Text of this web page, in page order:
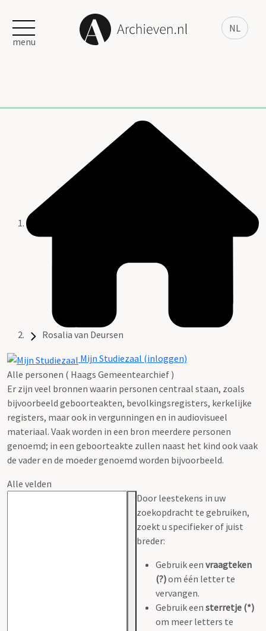
NL
menu
Rosalia van Deursen
Mijn Studiezaal (inloggen)
Alle personen ( Haags Gemeentearchief )
Er zijn veel bronnen waarin personen centraal staan, zoals
bijvoorbeeld geboorteakten, bevolkingsregisters, kerkelijke
registers, maar ook in vergunningen en in audiovisueel
materiaal. Vaak worden in een bron meerdere personen
genoemd; in een geboorteakte zullen naast het kind ook vaak
de vader en de moeder genoemd worden bijvoorbeeld.
Alle velden
Door leestekens in uw
zoekopdracht te gebruiken,
zoekt u specifieker of juist
breder:
Gebruik een vraagteken
(?)om één letter te
vervangen.
Gebruik een sterretje (*)
om meer letters te